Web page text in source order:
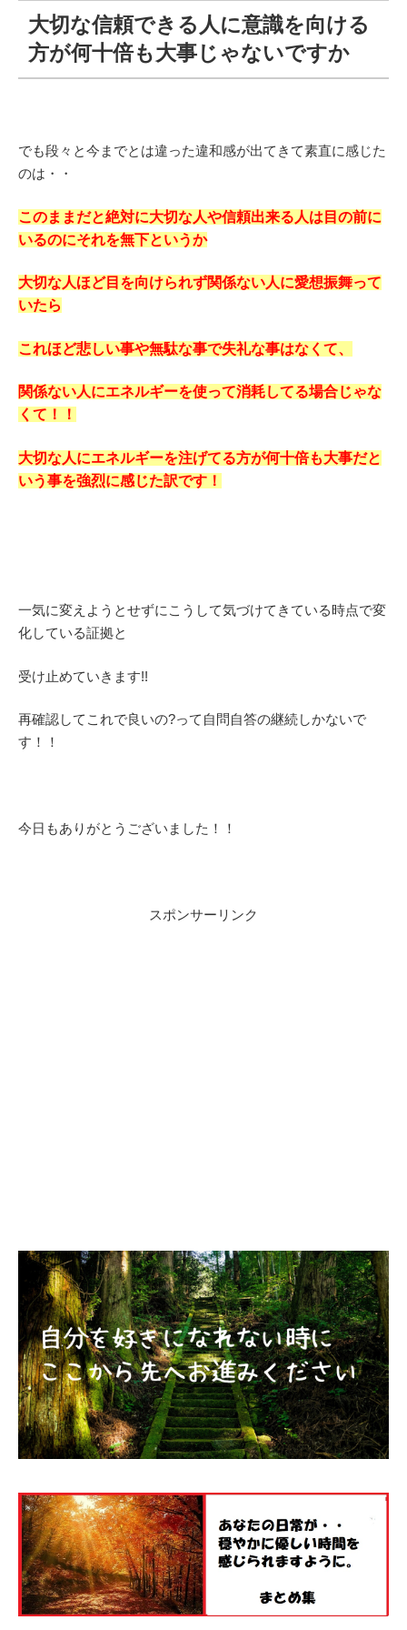
大切な信頼できる人に意識を向ける
方が何十倍も大事じゃないですか
でも段々と今までとは違った違和感が出てきて素直に感じた
のは・・
このままだと絶対に大切な人や信頼出来る人は目の前に
いるのにそれを無下というか
大切な人ほど目を向けられず関係ない人に愛想振舞って
いたら
これほど悲しい事や無駄な事で失礼な事はなくて、
関係ない人にエネルギーを使って消耗してる場合じゃな
くて！！
大切な人にエネルギーを注げてる方が何十倍も大事だと
いう事を強烈に感じた訳です！
一気に変えようとせずにこうして気づけてきている時点で変
化している証拠と
受け止めていきます!!
再確認してこれで良いの?って自問自答の継続しかないで
す！！
今日もありがとうございました！！
スポンサーリンク